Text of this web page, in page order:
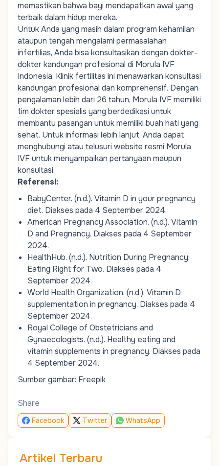
memastikan bahwa bayi mendapatkan awal yang
terbaik dalam hidup mereka.
Untuk Anda yang masih dalam program kehamilan
ataupun tengah mengalami permasalahan
infertilias, Anda bisa konsultasikan dengan dokter-
dokter kandungan profesional di Morula IVF
Indonesia. Klinik fertilitas ini menawarkan konsultasi
kandungan profesional dan komprehensif. Dengan
pengalaman lebih dari 26 tahun, Morula IVF memiliki
tim dokter spesialis yang berdedikasi untuk
membantu pasangan untuk memiliki buah hati yang
sehat. Untuk informasi lebih lanjut, Anda dapat
menghubungi atau telusuri website resmi Morula
IVF untuk menyampaikan pertanyaan maupun
konsultasi.
Referensi:
BabyCenter. (n.d.). Vitamin D in your pregnancy
diet. Diakses pada 4 September 2024.
American Pregnancy Association. (n.d.). Vitamin
D and Pregnancy. Diakses pada 4 September
2024.
HealthHub. (n.d.). Nutrition During Pregnancy:
Eating Right for Two. Diakses pada 4
September 2024.
World Health Organization. (n.d.). Vitamin D
supplementation in pregnancy. Diakses pada 4
September 2024.
Royal College of Obstetricians and
Gynaecologists. (n.d.). Healthy eating and
vitamin supplements in pregnancy. Diakses pada
4 September 2024.
Sumber gambar: Freepik
Share
Facebook Twitter WhatsApp
Artikel Terbaru